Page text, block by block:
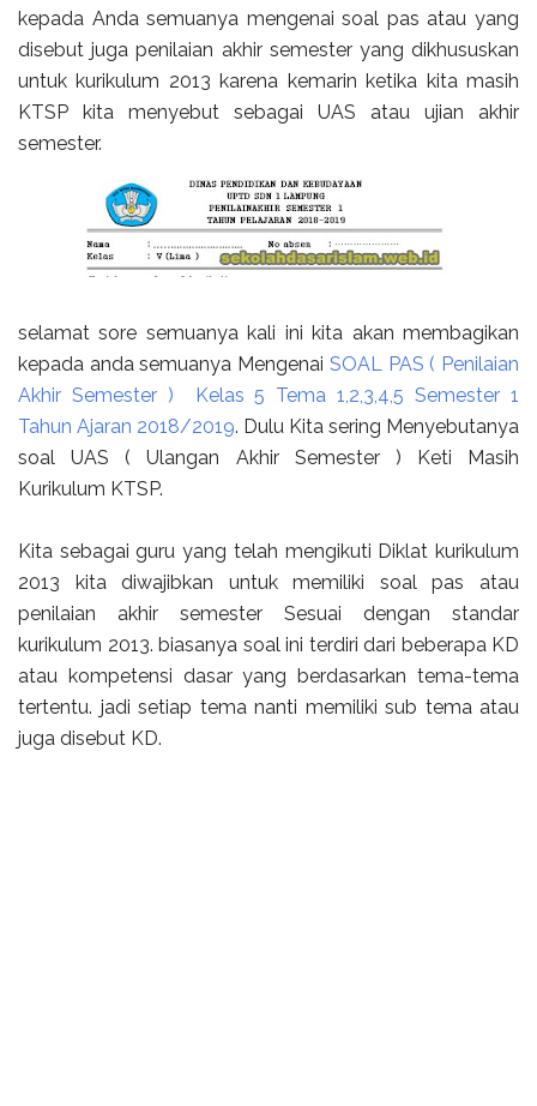
kepada Anda semuanya mengenai soal pas atau yang
disebut juga penilaian akhir semester yang dikhususkan
untuk kurikulum 2013 karena kemarin ketika kita masih
KTSP kita menyebut sebagai UAS atau ujian akhir
semester.
selamat sore semuanya kali ini kita akan membagikan
kepada anda semuanya Mengenai SOAL PAS ( Penilaian
Akhir Semester ) Kelas 5 Tema 1,2,3,4,5 Semester 1
Tahun Ajaran 2018/2019. Dulu Kita sering Menyebutanya
soal UAS ( Ulangan Akhir Semester ) Keti Masih
Kurikulum KTSP.
Kita sebagai guru yang telah mengikuti Diklat kurikulum
2013 kita diwajibkan untuk memiliki soal pas atau
penilaian akhir semester Sesuai dengan standar
kurikulum 2013. biasanya soal ini terdiri dari beberapa KD
atau kompetensi dasar yang berdasarkan tema-tema
tertentu. jadi setiap tema nanti memiliki sub tema atau
juga disebut KD.